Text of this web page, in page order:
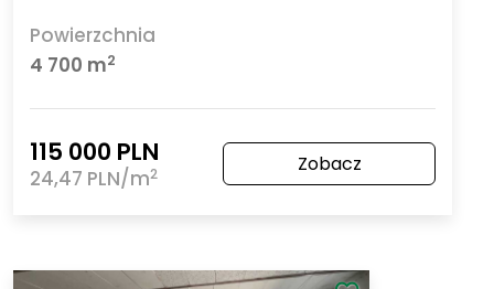
Powierzchnia
4 700 m2
115 000 PLN
24,47 PLN/m2 Zobacz